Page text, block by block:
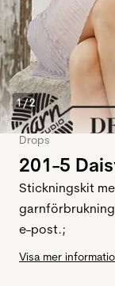
1/2
Drops
201-5
Stickningskit
e-post.;
Visa mer